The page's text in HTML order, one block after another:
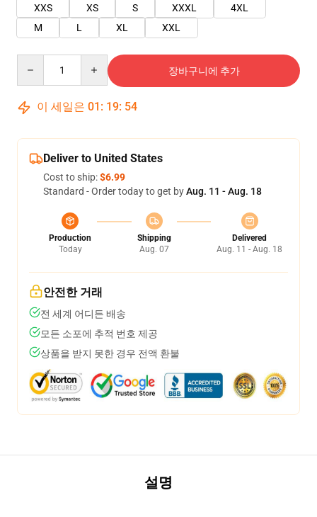
XXS
XS S XXXL
4XL
M
L XL XXL
장바구니에 추가
이 세일은 01 : 19: 53
Deliver to United States
Cost to ship:$6.99
Standard - Order today to get byAug. 11 - Aug. 18
Production
Today
Shipping
Aug. 07
Delivered
Aug. 11 - Aug. 18
안전한 거래
전 세계 어디든 배송
모든 소포에 추적 번호 제공
상품을 받지 못한 경우 전액 환불
설명